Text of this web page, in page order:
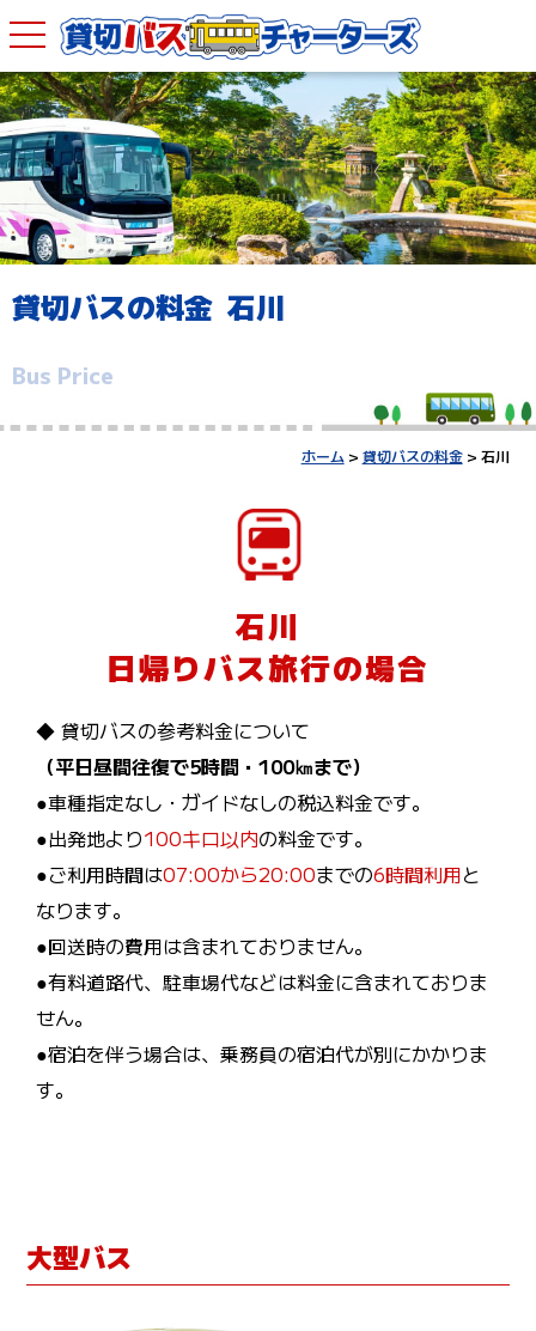
貸切バスの料金 石川
Bus Price
ホーム > 貸切バスの料金> 石川
石川
日帰りバス旅行の場合
◆ 貸切バスの参考料金について
（平日昼間往復で5時間・100㎞まで）
●車種指定なし・ガイドなしの税込料金です。
●出発地より100キロ以内の料金です。
●ご利用時間は07:00から20:00までの6時間利用と
なります。
●回送時の費用は含まれておりません。
●有料道路代、駐車場代などは料金に含まれておりま
せん。
●宿泊を伴う場合は、乗務員の宿泊代が別にかかりま
す。
大型バス